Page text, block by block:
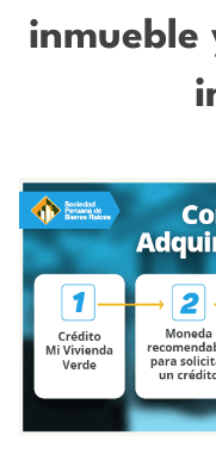
inmueble